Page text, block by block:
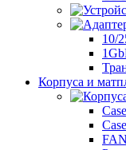
10/
Корпуса и